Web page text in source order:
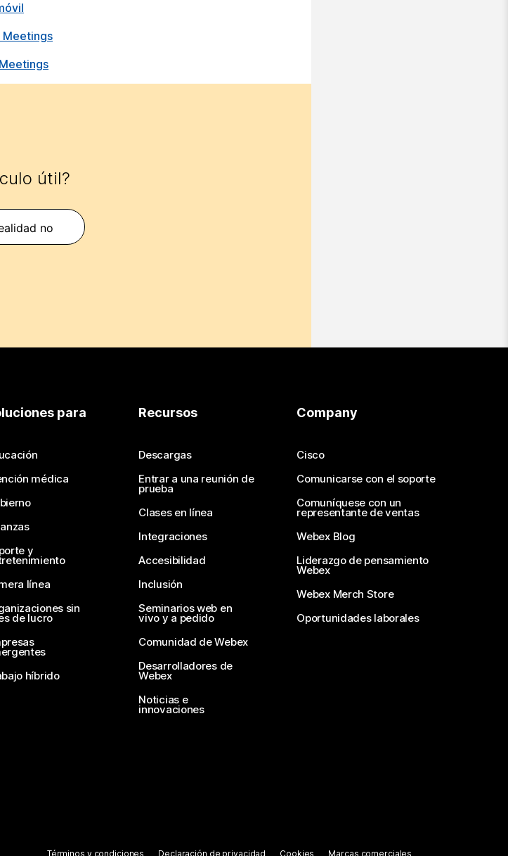
Meetings
útil?
no
para
médica
y
línea
sin
de lucro
híbrido
Recursos
Descargas
Entrar a una reunión de
prueba
Clases en línea
Integraciones
Accesibilidad
Inclusión
Seminarios web en
vivo y a pedido
Comunidad de Webex
Desarrolladores de
Webex
Noticias e
innovaciones
Company
Cisco
Comunicarse con el soporte
Comuníquese con un
representante de ventas
Webex Blog
Liderazgo de pensamiento
Webex
Webex Merch Store
Oportunidades laborales
Términos y condiciones Declaración de privacidad Cookies Marcas comerciales